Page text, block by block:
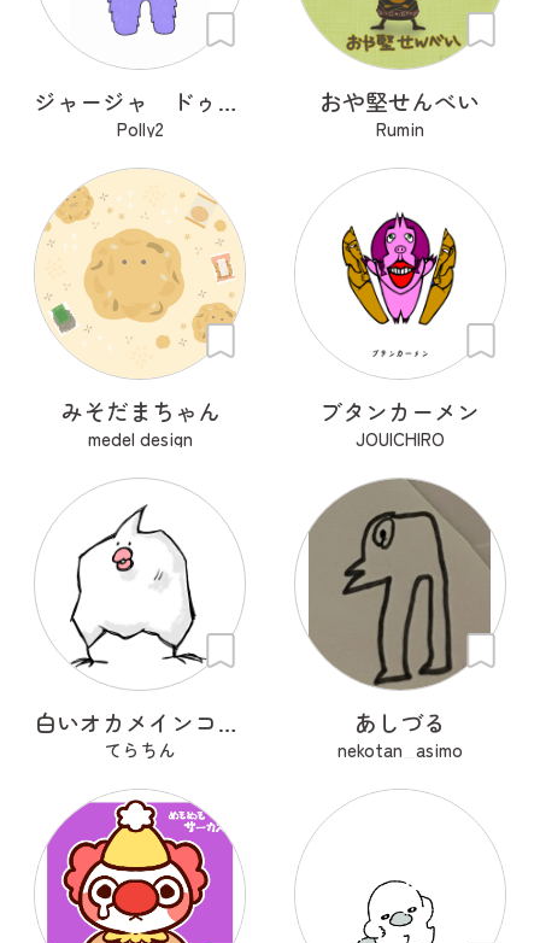
ジャージャ ドゥ ジャジャンゴ
Polly2
おや堅せんべい
Rumin
みそだまちゃん
medel design
ブタンカーメン
JOUICHIRO
白いオカメインコ アルシンド
てらちん
あしづる
nekotan_asimo